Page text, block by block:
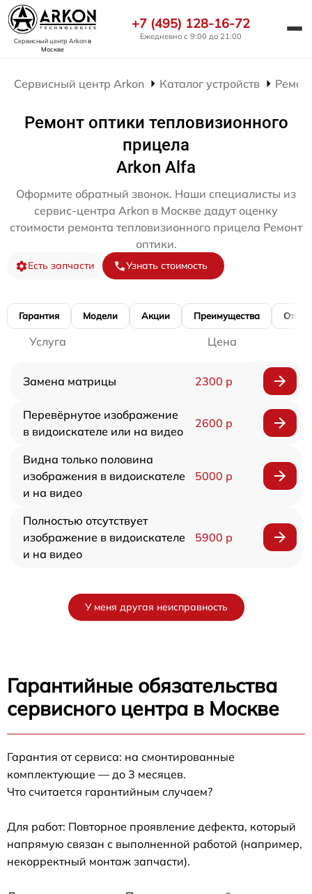
Сервисный центр Arkonв
Москве
+7 (495) 128-16-72
Ежедневно с 9:00 до 21:00
Сервисный центр Arkon Каталог устройств
Ремонт оптики тепловизионного
прицела
Arkon Alfa
Оформите обратный звонок. Наши специалисты из
сервис-центра Arkon в Москве дадут оценку
стоимости ремонта тепловизионного прицела Ремонт
оптики.
Есть запчасти Узнать стоимость
Гарантия Модели Акции Преимущества
Услуга Цена
Замена матрицы 2300 р
Перевёрнутое изображение
в видоискателе или на видео
2600 р
Видна только половина
изображения в видоискателе
и на видео
5000 р
Полностью отсутствует
изображение в видоискателе
и на видео
5900 р
У меня другая неисправность
Гарантийные обязательства
сервисного центра в Москве
Гарантия от сервиса: на смонтированные
комплектующие — до 3 месяцев.
Что считается гарантийным случаем?
Для работ: Повторное проявление дефекта, который
напрямую связан с выполненной работой (например,
некорректный монтаж запчасти).